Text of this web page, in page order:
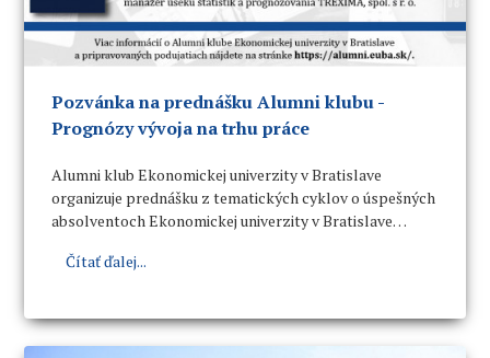
Pozvánka na prednášku Alumni klubu -
Prognózy vývoja na trhu práce
Alumni klub Ekonomickej univerzity v Bratislave
organizuje prednášku z tematických cyklov o úspešných
absolventoch Ekonomickej univerzity v Bratislave
uskutočnív utorok 16. apríla 2019 o 15.15 hod. v
Čítať ďalej...